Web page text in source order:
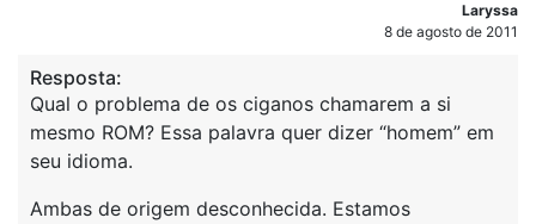
Laryssa
8 de agosto de 2011
Resposta:
Qual o problema de os ciganos chamarem a si
mesmo ROM? Essa palavra quer dizer “homem” em
seu idioma.
Ambas de origem desconhecida. Estamos